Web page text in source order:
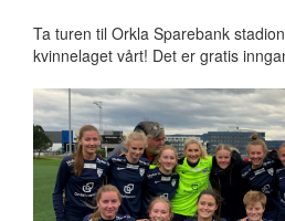
Ta turen til Orkla Sparebank
kvinnelaget vårt! Det er gratis